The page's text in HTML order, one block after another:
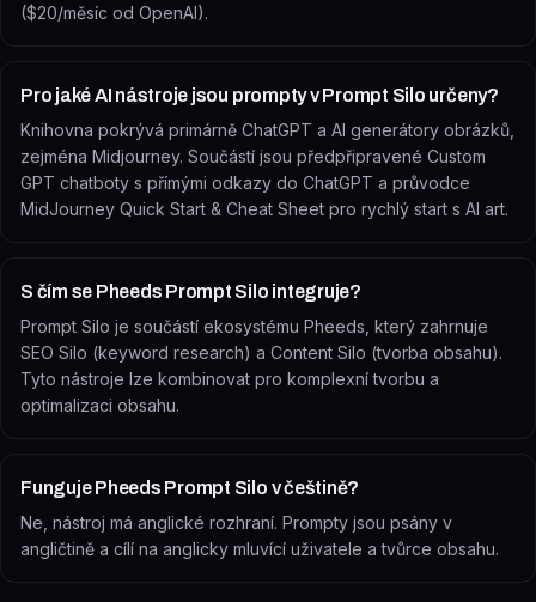
($20/měsíc od OpenAI).
Pro jaké AI nástroje jsou prompty v Prompt Silo určeny?
Knihovna pokrývá primárně ChatGPT a AI generátory obrázků,
zejména Midjourney. Součástí jsou předpřipravené Custom
GPT chatboty s přímými odkazy do ChatGPT a průvodce
MidJourney Quick Start & Cheat Sheet pro rychlý start s AI art.
S čím se Pheeds Prompt Silo integruje?
Prompt Silo je součástí ekosystému Pheeds, který zahrnuje
SEO Silo (keyword research) a Content Silo (tvorba obsahu).
Tyto nástroje lze kombinovat pro komplexní tvorbu a
optimalizaci obsahu.
Funguje Pheeds Prompt Silo v češtině?
Ne, nástroj má anglické rozhraní. Prompty jsou psány v
angličtině a cílí na anglicky mluvící uživatele a tvůrce obsahu.